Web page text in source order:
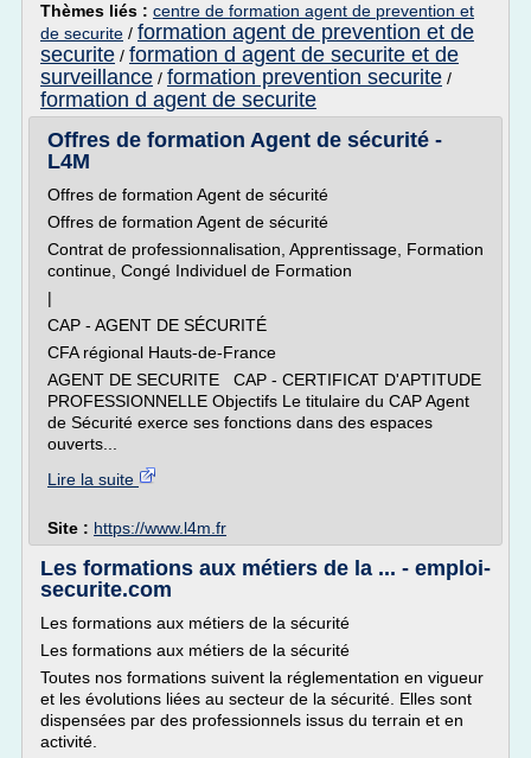
Thèmes liés : centre de formation agent de prevention et
de securite / formation agent de prevention et de
securite / formation d agent de securite et de
surveillance / formation prevention securite /
formation d agent de securite
Offres de formation Agent de sécurité -
L4M
Offres de formation Agent de sécurité
Offres de formation Agent de sécurité
Contrat de professionnalisation, Apprentissage, Formation
continue, Congé Individuel de Formation
|
CAP - AGENT DE SÉCURITÉ
CFA régional Hauts-de-France
AGENT DE SECURITE CAP - CERTIFICAT D'APTITUDE
PROFESSIONNELLE Objectifs Le titulaire du CAP Agent
de Sécurité exerce ses fonctions dans des espaces
ouverts...
Lire la suite
Site : https://www.l4m.fr
Les formations aux métiers de la ... - emploi-
securite.com
Les formations aux métiers de la sécurité
Les formations aux métiers de la sécurité
Toutes nos formations suivent la réglementation en vigueur
et les évolutions liées au secteur de la sécurité. Elles sont
dispensées par des professionnels issus du terrain et en
activité.